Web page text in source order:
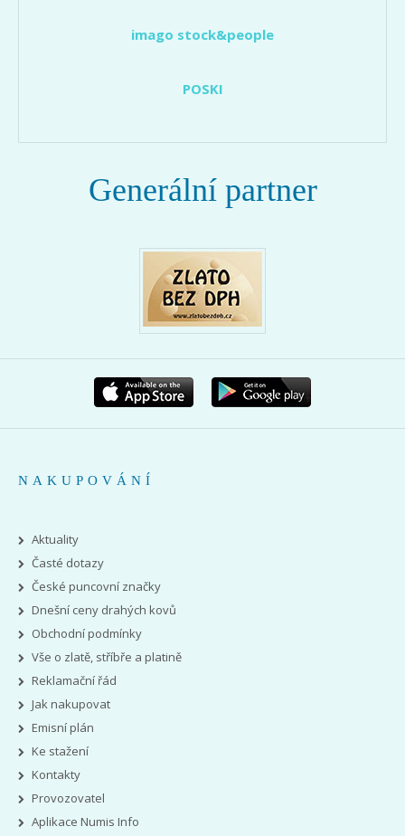
imago stock&people
POSKI
Generální partner
NAKUPOVÁNÍ
Aktuality
Časté dotazy
České puncovní značky
Dnešní ceny drahých kovů
Obchodní podmínky
Vše o zlatě, stříbře a platině
Reklamační řád
Jak nakupovat
Emisní plán
Ke stažení
Kontakty
Provozovatel
Aplikace Numis Info